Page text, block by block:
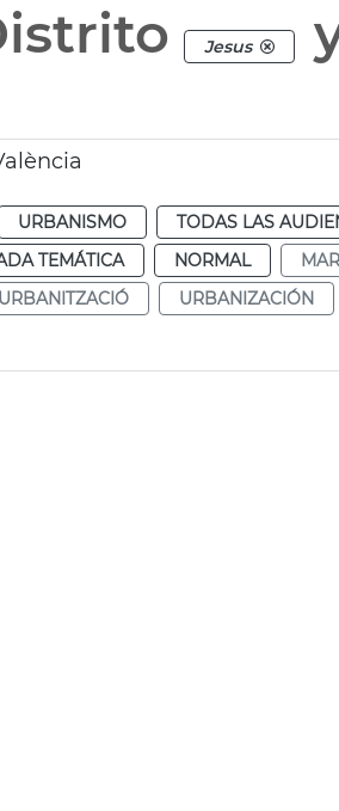
Jesus
URBANISMO TODAS LAS
TEMÁTICA NORMAL
URBANITZACIÓ
URBANIZACIÓN